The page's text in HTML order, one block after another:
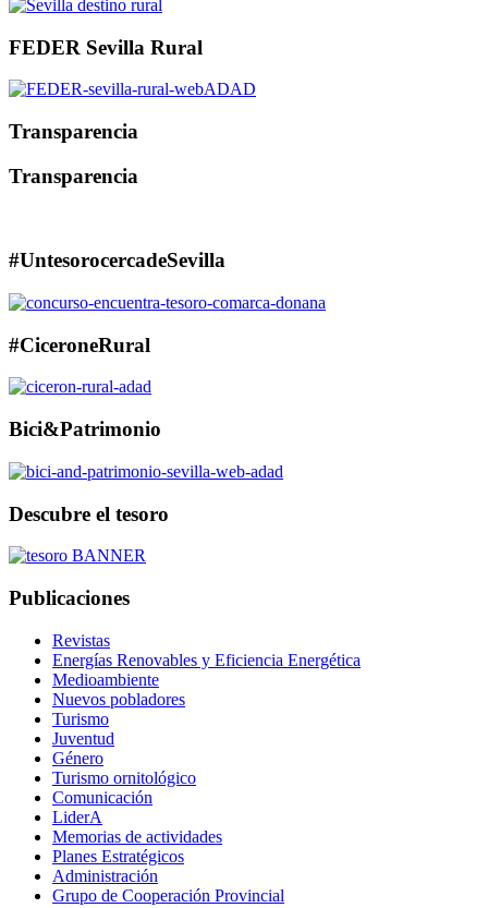
FEDER Sevilla Rural
Transparencia
Transparencia
#UntesorocercadeSevilla
#CiceroneRural
Bici&Patrimonio
Descubre el tesoro
Publicaciones
Revistas
Energías Renovables y Eficiencia Energética
Medioambiente
Nuevos pobladores
Turismo
Juventud
Género
Turismo ornitológico
Comunicación
LiderA
Memorias de actividades
Planes Estratégicos
Administración
Grupo de Cooperación Provincial